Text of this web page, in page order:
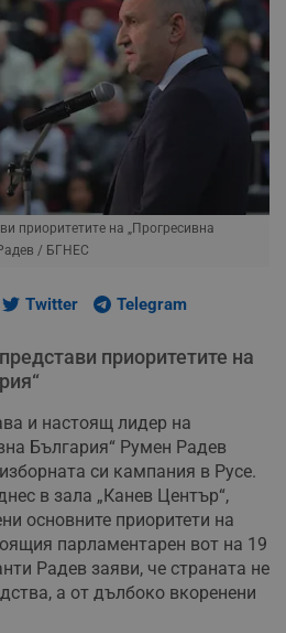
приоритетите на „Прогресивна
/ БГНЕС
Twitter Telegram
приоритетите на
и настоящ лидер на
България“ Румен Радев
си кампания в Русе.
в зала „Канев Център“,
основните приоритети на
парламентарен вот на 19
Радев заяви, че страната не
а от дълбоко вкоренени